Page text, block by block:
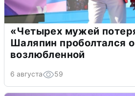
«Четырех мужей
Шаляпин проболтался
возлюбленной
6 августа 59